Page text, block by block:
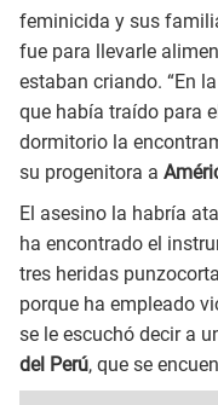
feminicida y sus
fue para llevarle
estaban criando. “En
que había traído para
dormitorio la
su progenitora a
El asesino la habría
ha encontrado el
tres heridas
porque ha empleado
se le escuchó decir a
del Perú, que se